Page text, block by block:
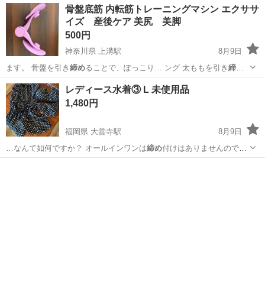
骨盤底筋 内転筋トレーニングマシン エクササ
イズ 産後ケア 美尻 美脚
500円
神奈川県 上溝駅
8月9日
ます。 骨盤を引き 締めることで、ぽっこり… ング 太ももを引き 締め
たるみをスッキリ解… ンスよく全身を引き締めて、女性らしいライ…
神奈川 相模原市 ダイエットグッズ
レディース水着③ L 未使用品
1,480円
福岡県 大善寺駅
8月9日
…なんて如何ですか？ オールインワンは締め付けはありませんのでゆ
ったりしています…